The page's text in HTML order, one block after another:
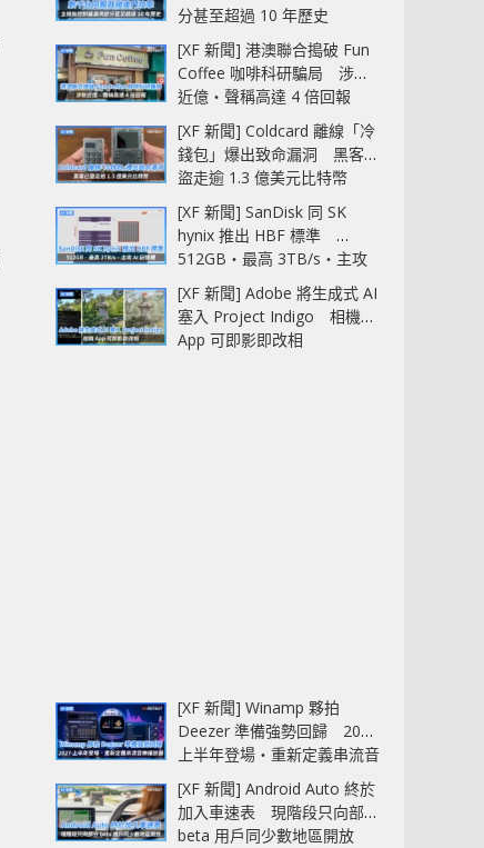
分甚至超過 10 年歷史
[XF 新聞] 港澳聯合搗破 Fun
Coffee 咖啡科研騙局 涉款
近億‧聲稱高達 4 倍回報
[XF 新聞] Coldcard 離線「冷
錢包」爆出致命漏洞 黑客已
盜走逾 1.3 億美元比特幣
[XF 新聞] SanDisk 同 SK
hynix 推出 HBF 標準
512GB‧最高 3TB/s‧主攻
AI 記憶體
[XF 新聞] Adobe 將生成式 AI
塞入 Project Indigo 相機
App 可即影即改相
[XF 新聞] Winamp 夥拍
Deezer 準備強勢回歸 2027
上半年登場‧重新定義串流音
樂播放器
[XF 新聞] Android Auto 終於
加入車速表 現階段只向部分
beta 用戶同少數地區開放